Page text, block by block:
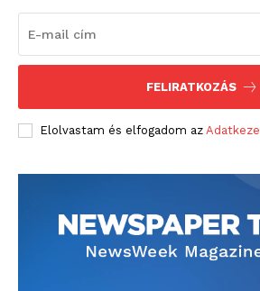
FELIRATKOZÁS
Elolvastam és elfogadom az